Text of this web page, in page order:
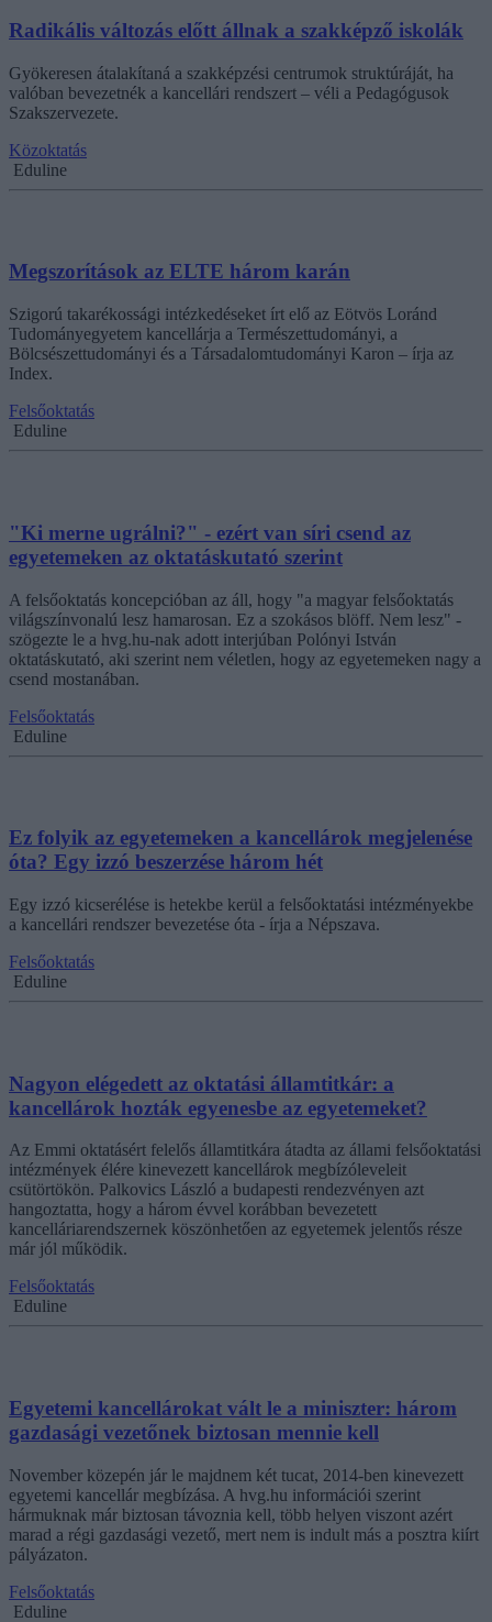
Radikális változás előtt állnak a szakképző iskolák
Gyökeresen átalakítaná a szakképzési centrumok struktúráját, ha
valóban bevezetnék a kancellári rendszert – véli a Pedagógusok
Szakszervezete.
Közoktatás
Eduline
Megszorítások az ELTE három karán
Szigorú takarékossági intézkedéseket írt elő az Eötvös Loránd
Tudományegyetem kancellárja a Természettudományi, a
Bölcsészettudományi és a Társadalomtudományi Karon – írja az
Index.
Felsőoktatás
Eduline
"Ki merne ugrálni?" - ezért van síri csend az
egyetemeken az oktatáskutató szerint
A felsőoktatás koncepcióban az áll, hogy "a magyar felsőoktatás
világszínvonalú lesz hamarosan. Ez a szokásos blöff. Nem lesz" -
szögezte le a hvg.hu-nak adott interjúban Polónyi István
oktatáskutató, aki szerint nem véletlen, hogy az egyetemeken nagy a
csend mostanában.
Felsőoktatás
Eduline
Ez folyik az egyetemeken a kancellárok megjelenése
óta? Egy izzó beszerzése három hét
Egy izzó kicserélése is hetekbe kerül a felsőoktatási intézményekbe
a kancellári rendszer bevezetése óta - írja a Népszava.
Felsőoktatás
Eduline
Nagyon elégedett az oktatási államtitkár: a
kancellárok hozták egyenesbe az egyetemeket?
Az Emmi oktatásért felelős államtitkára átadta az állami felsőoktatási
intézmények élére kinevezett kancellárok megbízóleveleit
csütörtökön. Palkovics László a budapesti rendezvényen azt
hangoztatta, hogy a három évvel korábban bevezetett
kancelláriarendszernek köszönhetően az egyetemek jelentős része
már jól működik.
Felsőoktatás
Eduline
Egyetemi kancellárokat vált le a miniszter: három
gazdasági vezetőnek biztosan mennie kell
November közepén jár le majdnem két tucat, 2014-ben kinevezett
egyetemi kancellár megbízása. A hvg.hu információi szerint
hármuknak már biztosan távoznia kell, több helyen viszont azért
marad a régi gazdasági vezető, mert nem is indult más a posztra kiírt
pályázaton.
Felsőoktatás
Eduline